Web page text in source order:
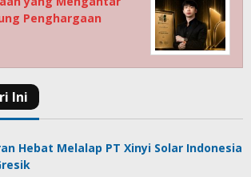
Penghargaan
Hebat Melalap PT Xinyi Solar Indonesia